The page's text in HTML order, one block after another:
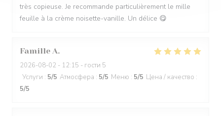
très copieuse. Je recommande particulièrement le mille
feuille à la crème noisette-vanille. Un délice 😋
Famille A
2026-08-02 - 12:15 - гости 5
Услуги : 5/5 Атмосфера : 5/5 Меню : 5/5 Цена / качество :
5/5